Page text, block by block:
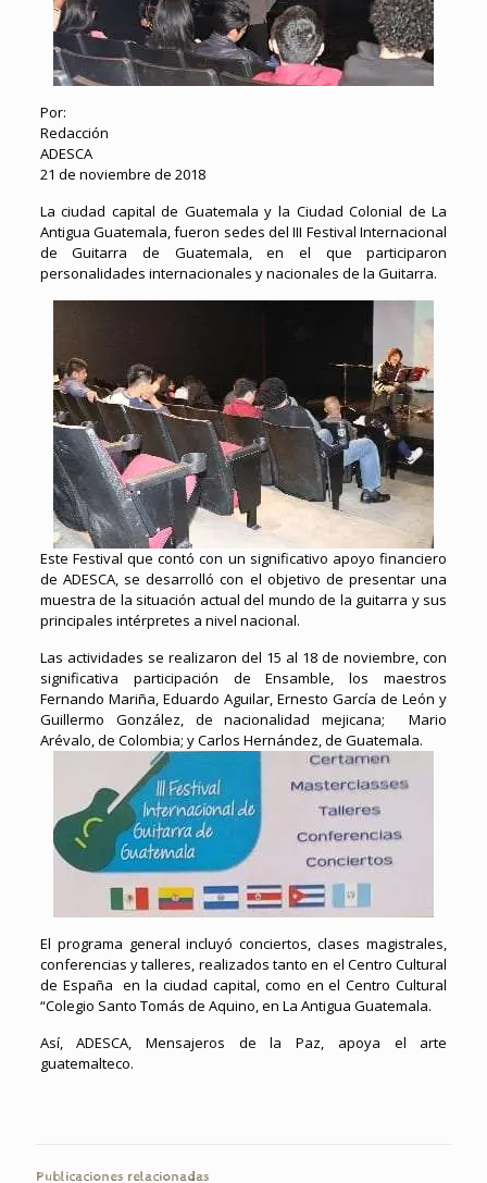
Por:
Redacción
ADESCA
21 de noviembre de 2018
La ciudad capital de Guatemala y la Ciudad Colonial de La
Antigua Guatemala, fueron sedes del III Festival Internacional
de Guitarra de Guatemala, en el que participaron
personalidades internacionales y nacionales de la Guitarra.
Este Festival que contó con un significativo apoyo financiero
de ADESCA, se desarrolló con el objetivo de presentar una
muestra de la situación actual del mundo de la guitarra y sus
principales intérpretes a nivel nacional.
Las actividades se realizaron del 15 al 18 de noviembre, con
significativa participación de Ensamble, los maestros
Fernando Mariña, Eduardo Aguilar, Ernesto García de León y
Guillermo González, de nacionalidad mejicana; Mario
Arévalo, de Colombia; y Carlos Hernández, de Guatemala.
El programa general incluyó conciertos, clases magistrales,
conferencias y talleres, realizados tanto en el Centro Cultural
de España en la ciudad capital, como en el Centro Cultural
“Colegio Santo Tomás de Aquino, en La Antigua Guatemala.
Así, ADESCA, Mensajeros de la Paz, apoya el arte
guatemalteco.
Publicaciones relacionadas